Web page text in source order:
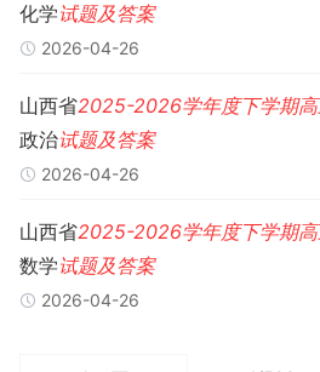
化学试题及答案
2026-04-26
山西省2025-2026学年度下学期
政治试题及答案
2026-04-26
山西省2025-2026学年度下学期
数学试题及答案
2026-04-26